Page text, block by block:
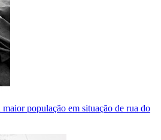
população em situação de rua do